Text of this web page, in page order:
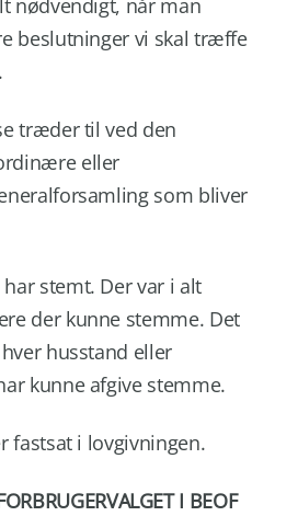
nødvendigt, når man
beslutninger vi skal træffe
træder til ved den
eller
som bliver
stemt. Der var i alt
der kunne stemme. Det
husstand eller
kunne afgive stemme.
fastsat i lovgivningen.
I BEOF